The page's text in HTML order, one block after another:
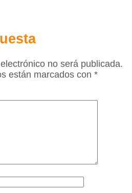
no será publicada.
están marcados con *